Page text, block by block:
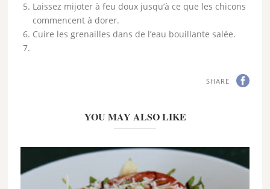
Laissez mijoter à feu doux jusqu’à ce que les chicons
commencent à dorer.
Cuire les grenailles dans de l’eau bouillante salée.
SHARE
YOU MAY ALSO LIKE